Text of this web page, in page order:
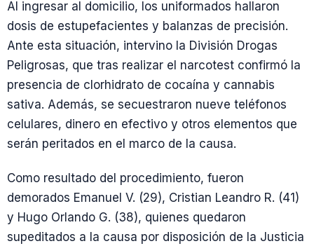
Al ingresar al domicilio, los uniformados hallaron
dosis de estupefacientes y balanzas de precisión.
Ante esta situación, intervino la División Drogas
Peligrosas, que tras realizar el narcotest confirmó la
presencia de clorhidrato de cocaína y cannabis
sativa. Además, se secuestraron nueve teléfonos
celulares, dinero en efectivo y otros elementos que
serán peritados en el marco de la causa.
Como resultado del procedimiento, fueron
demorados Emanuel V. (29), Cristian Leandro R. (41)
y Hugo Orlando G. (38), quienes quedaron
supeditados a la causa por disposición de la Justicia